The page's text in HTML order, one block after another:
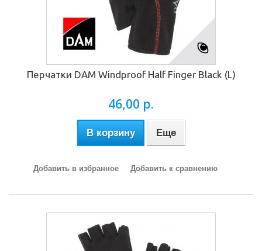
Перчатки DAM Windproof Half Finger Black (L)
46,00 р.
В корзину Еще
Добавить в избранное Добавить к сравнению